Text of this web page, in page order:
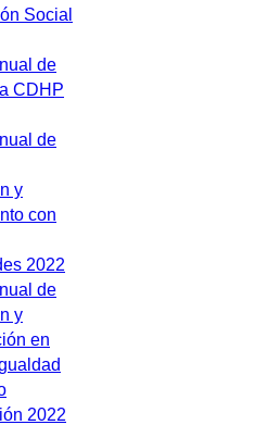
Social
de
CDHP
de
y
con
2022
de
y
en
2022